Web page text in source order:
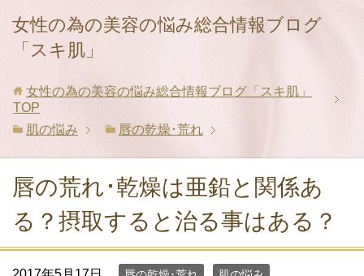
女性の為の美容の悩み総合情報ブログ
「スキ肌」
女性の為の美容の悩み総合情報ブログ「スキ肌」
TOP
肌の悩み
唇の乾燥･荒れ
唇の荒れ･乾燥は亜鉛と関係あ
る？摂取すると治る事はある？